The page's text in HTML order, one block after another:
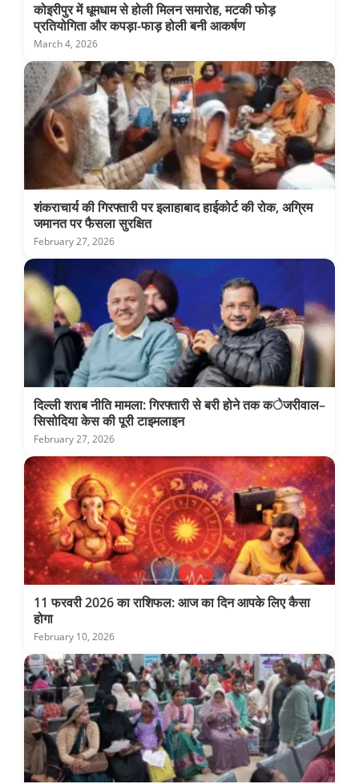
कोइरीपुर में धूमधाम से होली मिलन समारोह, मटकी फोड़
प्रतियोगिता और कपड़ा-फाड़ होली बनी आकर्षण
March 4, 2026
शंकराचार्य की गिरफ्तारी पर इलाहाबाद हाईकोर्ट की रोक, अग्रिम
जमानत पर फैसला सुरक्षित
February 27, 2026
दिल्ली शराब नीति मामला: गिरफ्तारी से बरी होने तक केजरीवाल–
सिसोदिया केस की पूरी टाइमलाइन
February 27, 2026
11 फरवरी 2026 का राशिफल: आज का दिन आपके लिए कैसा
होगा
February 10, 2026